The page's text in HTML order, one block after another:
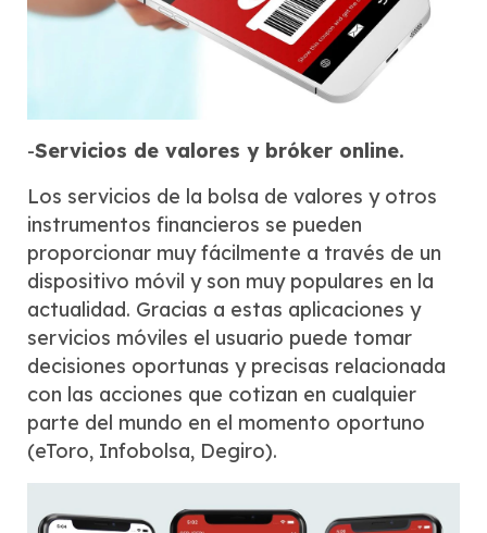
-Servicios de valores y bróker online.
Los servicios de la bolsa de valores y otros
instrumentos financieros se pueden
proporcionar muy fácilmente a través de un
dispositivo móvil y son muy populares en la
actualidad. Gracias a estas aplicaciones y
servicios móviles el usuario puede tomar
decisiones oportunas y precisas relacionada
con las acciones que cotizan en cualquier
parte del mundo en el momento oportuno
(eToro, Infobolsa, Degiro).